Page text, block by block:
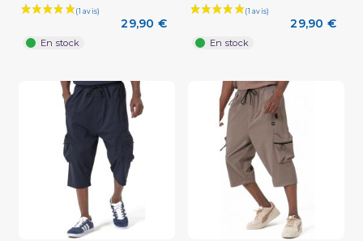
29,90 €
En stock
29,90 €
En stock